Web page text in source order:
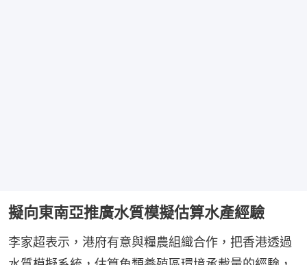
擬向東南亞推廣水質模擬估算水產經驗
李家超表示，港府有意與糧農組織合作，把香港透過